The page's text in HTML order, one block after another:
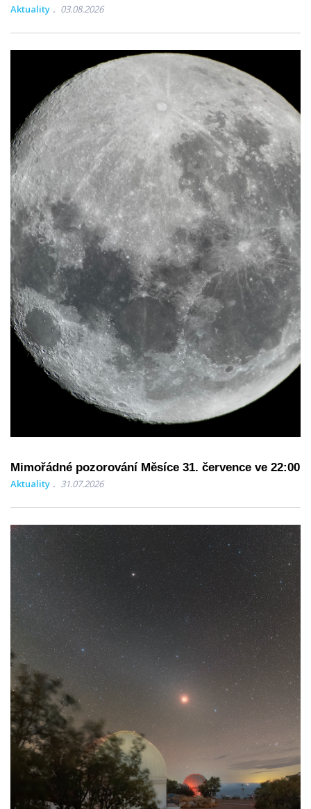
Aktuality 03.08.2026
Mimořádné pozorování Měsíce 31. července ve 22:00
Aktuality 31.07.2026